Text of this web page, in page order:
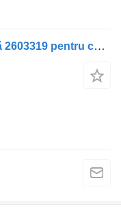
Butuc roata Scania butuc de roată 2603319 pentru cap tractor Scania R410